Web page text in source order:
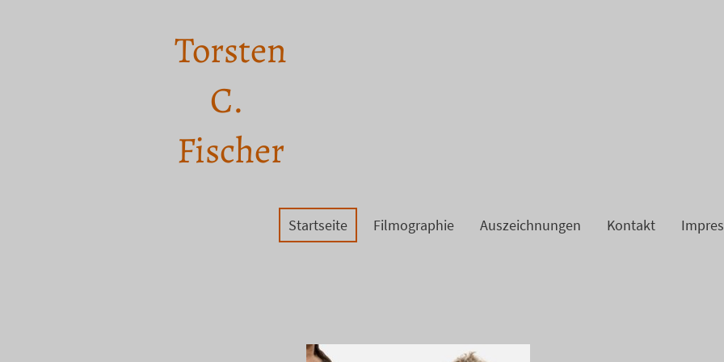
Torsten
C.
Fischer
Startseite Filmographie Auszeichnungen Kontakt